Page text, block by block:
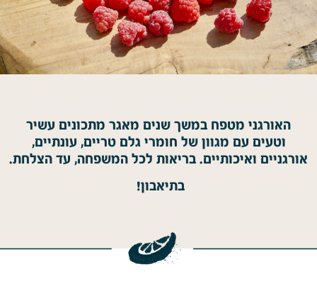
האורגני מטפח במשך שנים מאגר מתכונים עשיר
וטעים עם מגוון של חומרי גלם טריים, עונתיים,
אורגניים ואיכותיים. בריאות לכל המשפחה, עד הצלחת.
בתיאבון!